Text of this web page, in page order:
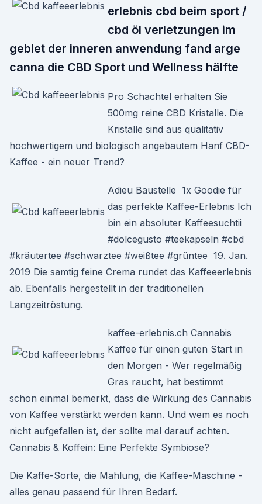
erlebnis cbd beim sport /
cbd öl verletzungen im
gebiet der inneren anwendung fand arge
canna die CBD Sport und Wellness hälfte
Pro Schachtel erhalten Sie
500mg reine CBD Kristalle. Die
Kristalle sind aus qualitativ
hochwertigem und biologisch angebautem Hanf CBD-
Kaffee - ein neuer Trend?
Adieu Baustelle 1x Goodie für
das perfekte Kaffee-Erlebnis Ich
bin ein absoluter Kaffeesuchtii
#dolcegusto #teekapseln #cbd
#kräutertee #schwarztee #weißtee #grüntee 19. Jan.
2019 Die samtig feine Crema rundet das Kaffeeerlebnis
ab. Ebenfalls hergestellt in der traditionellen
Langzeitröstung.
kaffee-erlebnis.ch Cannabis
Kaffee für einen guten Start in
den Morgen - Wer regelmäßig
Gras raucht, hat bestimmt
schon einmal bemerkt, dass die Wirkung des Cannabis
von Kaffee verstärkt werden kann. Und wem es noch
nicht aufgefallen ist, der sollte mal darauf achten.
Cannabis & Koffein: Eine Perfekte Symbiose?
Die Kaffe-Sorte, die Mahlung, die Kaffee-Maschine -
alles genau passend für Ihren Bedarf.